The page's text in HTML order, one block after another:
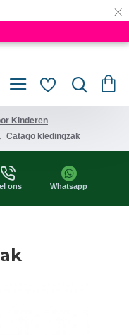
×
Kinderen
Catago kledingzak
ons Whatsapp